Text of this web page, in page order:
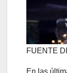
FUENTE